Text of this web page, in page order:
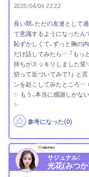
2025/04/06 22:22
長い間、ただの友達として
て意識するようになったん
恥ずかしくて、ずっと胸の
だけ話してみたら… 「もっ
持ちがスッキリしました笑
切って近づいてみて！」 と
ンを起こしてみたところ… な
✨ もう、本当に感謝しかない
✨
参考になった(0)
サジュナル：
光花(みつ